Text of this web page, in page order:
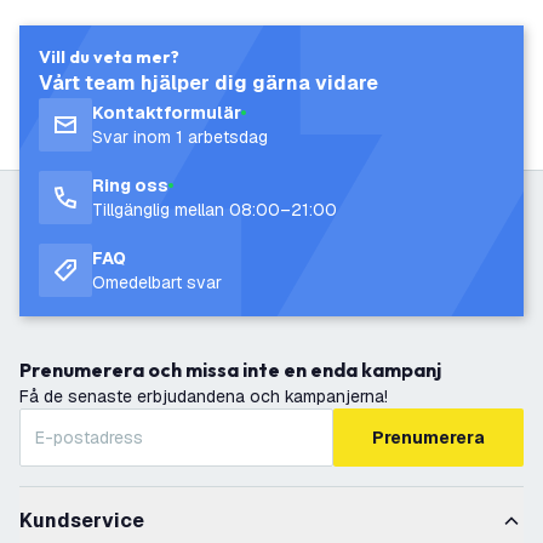
Vill du veta mer?
Vårt team hjälper dig gärna vidare
Kontaktformulär
Svar inom 1 arbetsdag
Ring oss
Tillgänglig mellan 08:00–21:00
FAQ
Omedelbart svar
Prenumerera och missa inte en enda kampanj
Få de senaste erbjudandena och kampanjerna!
Prenumerera
Kundservice